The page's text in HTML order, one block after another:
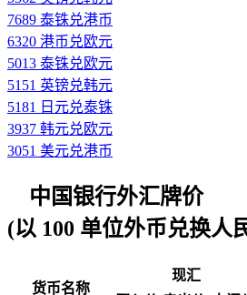
7689 泰铢兑港币
6320 港币兑欧元
5013 泰铢兑欧元
5151 英镑兑韩元
5181 日元兑泰铢
3937 韩元兑欧元
3051 美元兑港币
中国银行外汇牌价
(以 100 单位外币兑换人
货币名称
现汇